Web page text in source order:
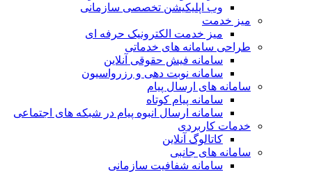
وب اپلیکیشن تخصصی سازمانی
میز خدمت
میز خدمت الکترونیک حرفه ای
طراحی سامانه های خدماتی
سامانه فیش حقوقی آنلاین
سامانه نوبت دهی و رزرواسیون
سامانه های ارسال پیام
سامانه پیام کوتاه
سامانه ارسال انبوه پیام در شبکه های اجتماعی
خدمات کاربردی
کاتالوگ آنلاین
سامانه های جانبی
سامانه شفافیت سازمانی